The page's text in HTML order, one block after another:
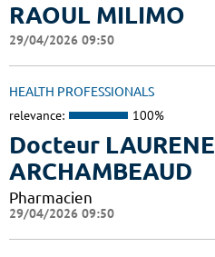
RAOUL MILIMO
29/04/2026 09:50
HEALTH PROFESSIONALS
relevance: 100%
Docteur LAURENE
ARCHAMBEAUD
Pharmacien
29/04/2026 09:50